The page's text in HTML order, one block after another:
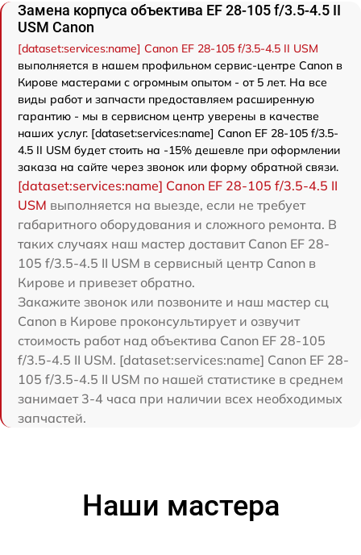
Замена корпуса объектива EF 28-105 f/3.5-4.5 II
USM Canon
[dataset:services:name] Canon EF 28-105 f/3.5-4.5 II USM
выполняется в нашем профильном сервис-центре Canon в
Кирове мастерами с огромным опытом - от 5 лет. На все
виды работ и запчасти предоставляем расширенную
гарантию - мы в сервисном центр уверены в качестве
наших услуг. [dataset:services:name] Canon EF 28-105 f/3.5-
4.5 II USM будет стоить на -15% дешевле при оформлении
заказа на сайте через звонок или форму обратной связи.
[dataset:services:name] Canon EF 28-105 f/3.5-4.5 II
USM выполняется на выезде, если не требует
габаритного оборудования и сложного ремонта. В
таких случаях наш мастер доставит Canon EF 28-
105 f/3.5-4.5 II USM в сервисный центр Canon в
Кирове и привезет обратно.
Закажите звонок или позвоните и наш мастер сц
Canon в Кирове проконсультирует и озвучит
стоимость работ над объектива Canon EF 28-105
f/3.5-4.5 II USM. [dataset:services:name] Canon EF 28-
105 f/3.5-4.5 II USM по нашей статистике в среднем
занимает 3-4 часа при наличии всех необходимых
запчастей.
Наши мастера